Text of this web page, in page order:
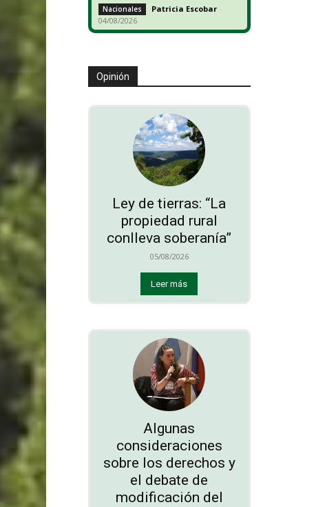
Nacionales Patricia Escobar -
04/08/2026
Opinión
Ley de tierras: “La
propiedad rural
conlleva soberanía”
05/08/2026
Leer más
Algunas
consideraciones
sobre los derechos y
el debate de
modificación del